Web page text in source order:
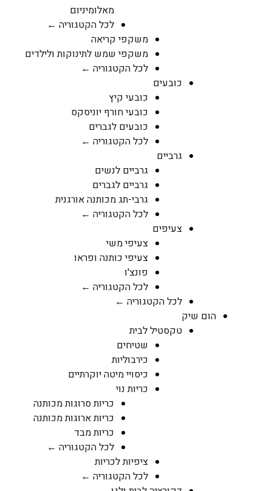
מאלומיניום
לכל הקטגוריה ←
משקפי קריאה
משקפי שמש לתינוקות ולילדים
לכל הקטגוריה ←
כובעים
כובעי קיץ
כובעי חורף יוניסקס
כובעים לגברים
לכל הקטגוריה ←
גרביים
גרביים לנשים
גרביים לגברים
גרבי-תג מכותנה אורגנית
לכל הקטגוריה ←
צעיפים
צעיפי משי
צעיפי כותנה ופראו
פונצ'ו
לכל הקטגוריה ←
לכל הקטגוריה ←
הום שיק
טקסטיל לבית
שטיחים
כירבוליות
כיסויי מיטה יוקרתיים
כריות נוי
כריות סרוגות מכותנה
כריות ארוגות מכותנה
כריות מבד
לכל הקטגוריה ←
ציפיות לכריות
לכל הקטגוריה ←